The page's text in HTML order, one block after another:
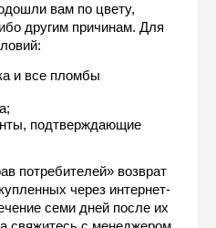
вам по цвету,
другим причинам. Для
и все пломбы
подтверждающие
потребителей» возврат
через интернет-
семи дней после их